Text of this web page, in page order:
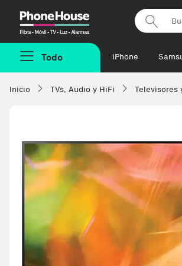
Phonehouse
Todo iPhone
Inicio TVs, Audio y HiFi Televisores